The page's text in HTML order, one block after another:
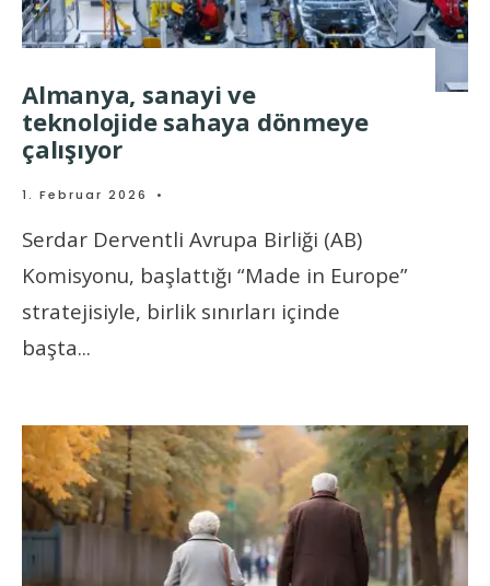
Almanya, sanayi ve
teknolojide sahaya dönmeye
çalışıyor
1. Februar 2026 •
Serdar Derventli Avrupa Birliği (AB)
Komisyonu, başlattığı “Made in Europe”
stratejisiyle, birlik sınırları içinde
başta...